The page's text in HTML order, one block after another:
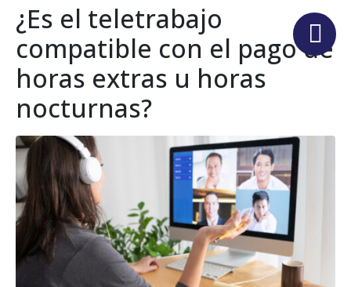
¿Es el teletrabajo
compatible con el pago de
horas extras u horas
nocturnas?